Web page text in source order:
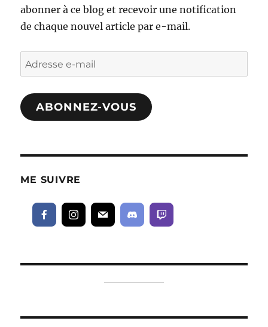
abonner à ce blog et recevoir une notification
de chaque nouvel article par e-mail.
Adresse
e-
mail
ABONNEZ-VOUS
ME SUIVRE